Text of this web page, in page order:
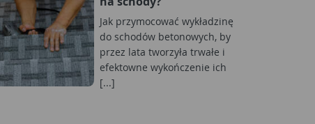
Jak przymocować wykładzinę
do schodów betonowych, by
przez lata tworzyła trwałe i
efektowne wykończenie ich
[...]